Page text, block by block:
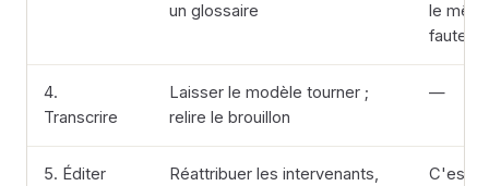
un glossaire
le
faute à
4.
Transcrire
Laisser le modèle tourner ;
relire le brouillon
—
5. Éditer
Réattribuer les intervenants,
C'est